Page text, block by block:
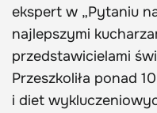
ekspert w „Pytaniu
najlepszymi
przedstawicielami
Przeszkoliła ponad
i diet